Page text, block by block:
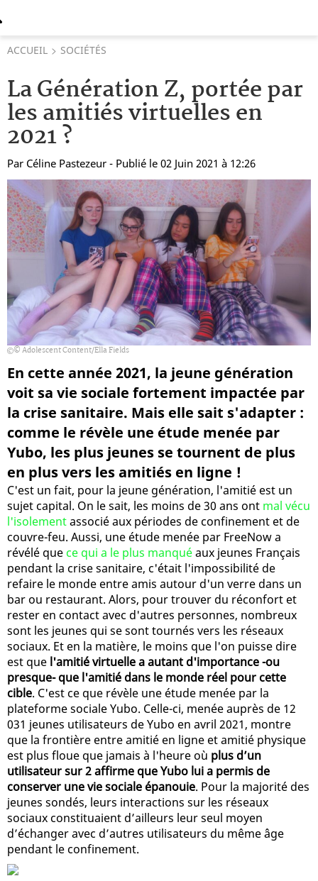
ACCUEIL SOCIÉTÉS
La Génération Z, portée par
les amitiés virtuelles en
2021 ?
Par Céline Pastezeur - Publié le 02 Juin 2021 à 12:26
© Adolescent Content/Ella Fields
En cette année 2021, la jeune génération
voit sa vie sociale fortement impactée par
la crise sanitaire. Mais elle sait s'adapter :
comme le révèle une étude menée par
Yubo, les plus jeunes se tournent de plus
en plus vers les amitiés en ligne !
C'est un fait, pour la jeune génération, l'amitié est un
sujet capital. On le sait, les moins de 30 ans ont mal vécu
l'isolementassocié aux périodes de confinement et de
couvre-feu. Aussi, une étude menée par FreeNow a
révélé que ce qui a le plus manquéaux jeunes Français
pendant la crise sanitaire, c'était l'impossibilité de
refaire le monde entre amis autour d'un verre dans un
bar ou restaurant. Alors, pour trouver du réconfort et
rester en contact avec d'autres personnes, nombreux
sont les jeunes qui se sont tournés vers les réseaux
sociaux. Et en la matière, le moins que l'on puisse dire
est que l'amitié virtuelle a autant d'importance -ou
presque- que l'amitié dans le monde réel pour cette
cible. C'est ce que révèle une étude menée par la
plateforme sociale Yubo. Celle-ci, menée auprès de 12
031 jeunes utilisateurs de Yubo en avril 2021, montre
que la frontière entre amitié en ligne et amitié physique
est plus floue que jamais à l'heure où plus d’un
utilisateur sur 2 affirme que Yubo lui a permis de
conserver une vie sociale épanouie. Pour la majorité des
jeunes sondés, leurs interactions sur les réseaux
sociaux constituaient d’ailleurs leur seul moyen
d’échanger avec d’autres utilisateurs du même âge
pendant le confinement.